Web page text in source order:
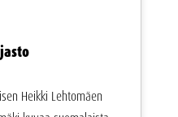
Heikki Lehtomäen